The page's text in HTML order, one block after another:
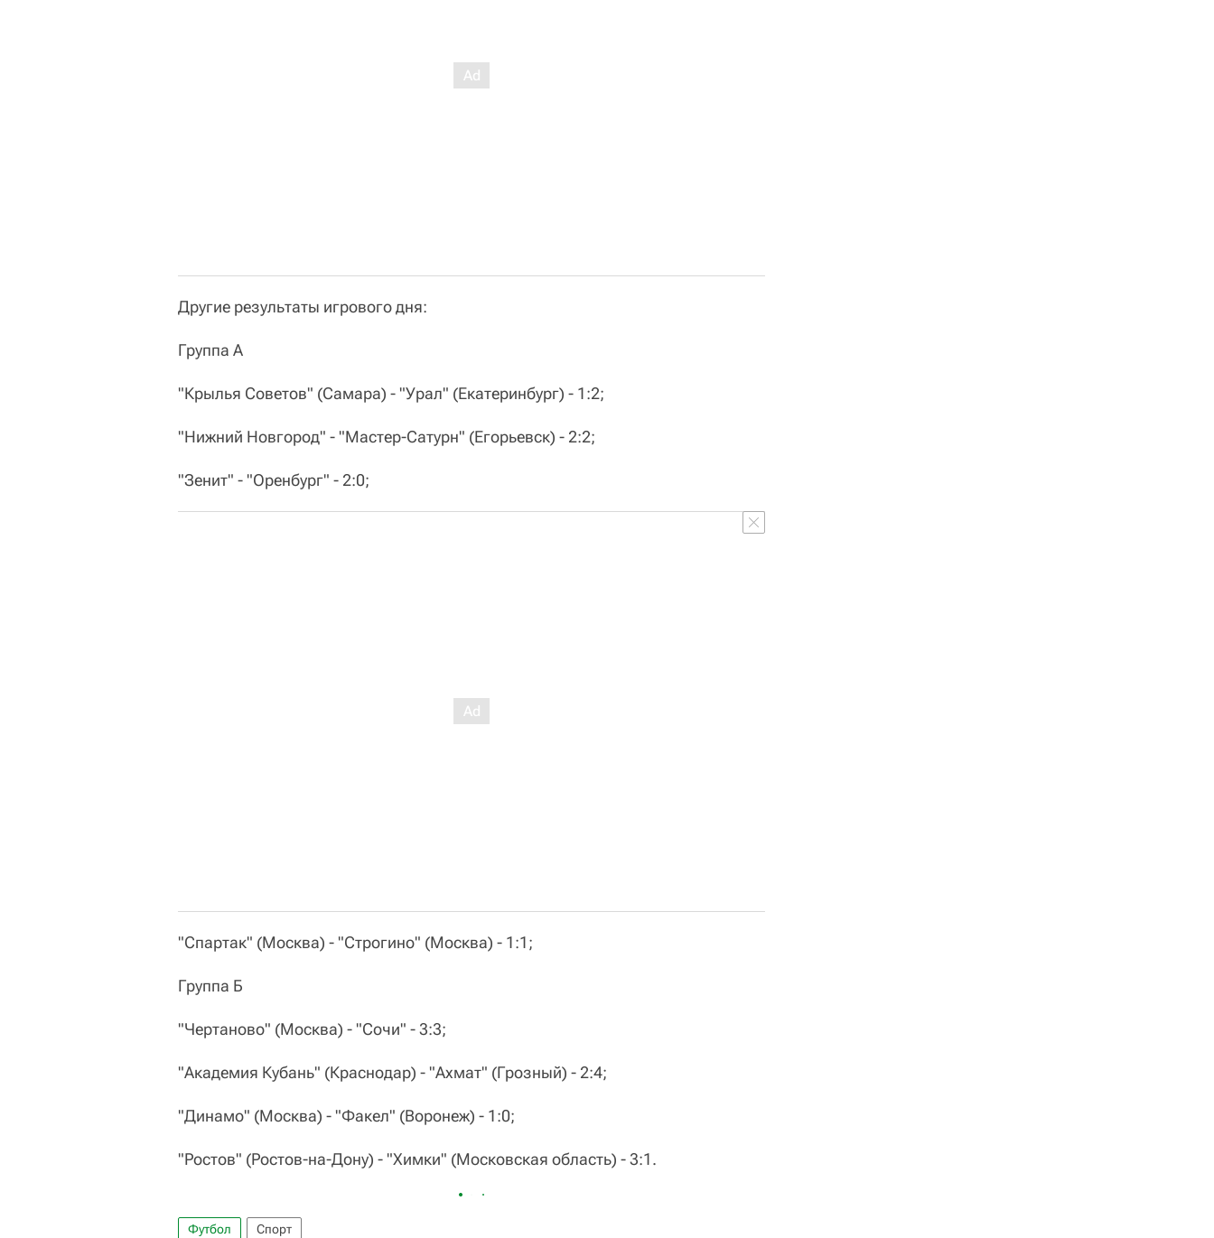
Другие результаты игрового дня:
Группа А
"Крылья Советов" (Самара) - "Урал" (Екатеринбург) - 1:2;
"Нижний Новгород" - "Мастер-Сатурн" (Егорьевск) - 2:2;
"Зенит" - "Оренбург" - 2:0;
"Спартак" (Москва) - "Строгино" (Москва) - 1:1;
Группа Б
"Чертаново" (Москва) - "Сочи" - 3:3;
"Академия Кубань" (Краснодар) - "Ахмат" (Грозный) - 2:4;
"Динамо" (Москва) - "Факел" (Воронеж) - 1:0;
"Ростов" (Ростов-на-Дону) - "Химки" (Московская область) - 3:1.
Футбол Спорт